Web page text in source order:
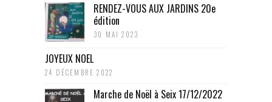
RENDEZ-VOUS AUX JARDINS 20e
édition
30 MAI 2023
JOYEUX NOEL
24 DÉCEMBRE 2022
Marche de Noël à Seix 17/12/2022